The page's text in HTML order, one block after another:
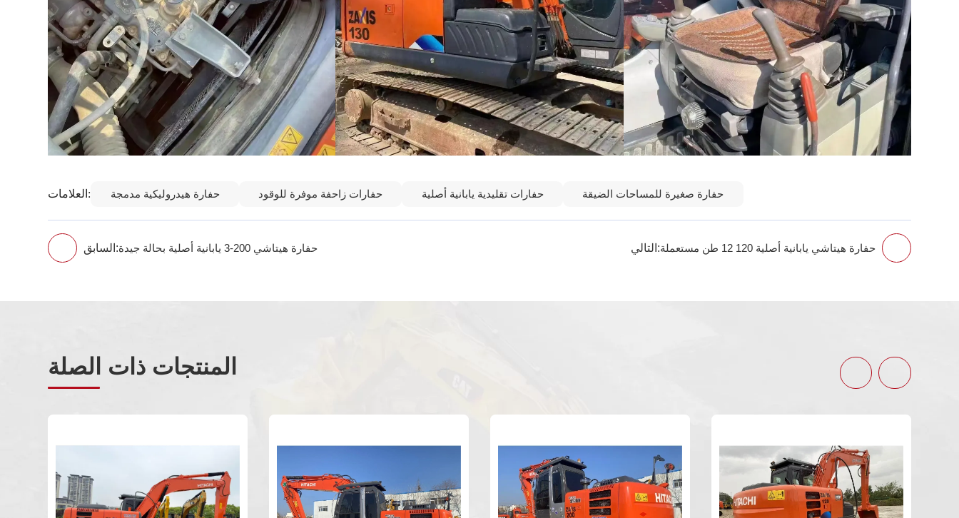
العلامات: حفارة هيدروليكية مدمجة حفارات زاحفة موفرة للوقود حفارات تقليدية يابانية أصلية حفارة صغيرة للمساحات الضيقة
السابق: حفارة هيتاشي 200-3 يابانية أصلية بحالة جيدة التالي: حفارة هيتاشي يابانية أصلية 120 12 طن مستعملة
المنتجات ذات الصلة